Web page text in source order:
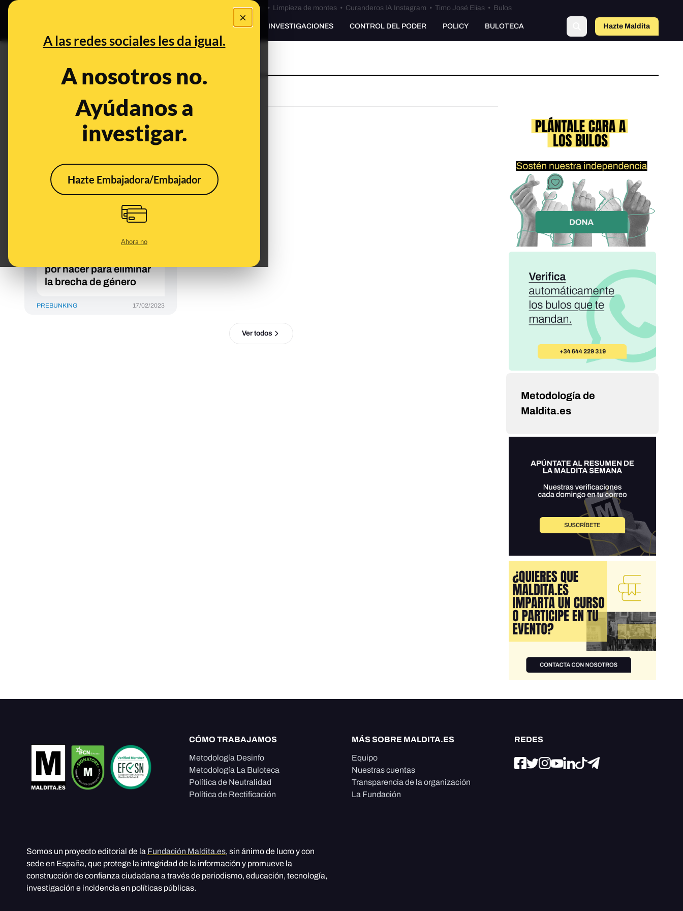
×
A las redes sociales les da igual.
A nosotros no.
Ayúdanos a
investigar.
Hazte Embajadora/Embajador
Ahora no
Bulos Ceuta • Limpieza de montes• Curanderos IA Instagram • Timo José Elías• Bulos
PREBUNKING INVESTIGACIONES CONTROL DEL PODER POLICY BULOTECA Hazte Maldita
superpoderosas
11 historias para el 11-
por hacer para eliminar
la brecha de género
PREBUNKING 17/02/2023
Ver todos
Metodología de
Maldita.es
CÓMO TRABAJAMOS
Metodología Desinfo
Metodología La Buloteca
Política de Neutralidad
Política de Rectificación
MÁS SOBRE MALDITA.ES
Equipo
Nuestras cuentas
Transparencia de la organización
La Fundación
REDES
Somos un proyecto editorial de la Fundación Maldita.es, sin ánimo de lucro y con
sede en España, que protege la integridad de la información y promueve la
construcción de confianza ciudadana a través de periodismo, educación, tecnología,
investigación e incidencia en políticas públicas.